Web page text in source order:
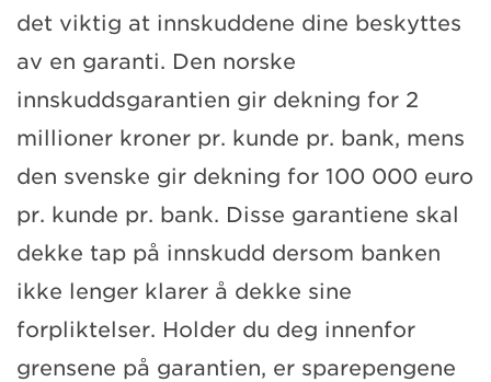
det viktig at innskuddene dine beskyttes
av en garanti. Den norske
innskuddsgarantien gir dekning for 2
millioner kroner pr. kunde pr. bank, mens
den svenske gir dekning for 100 000 euro
pr. kunde pr. bank. Disse garantiene skal
dekke tap på innskudd dersom banken
ikke lenger klarer å dekke sine
forpliktelser. Holder du deg innenfor
grensene på garantien, er sparepengene